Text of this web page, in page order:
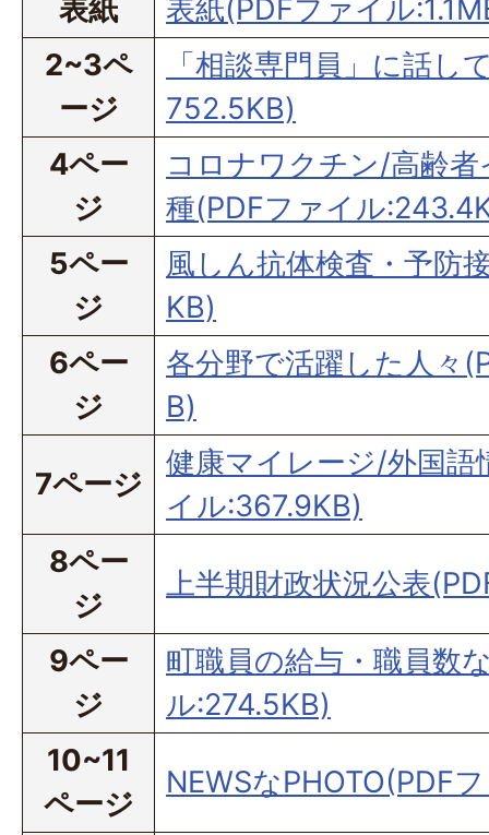
表紙
表紙(PDFファイル
2~3ペ
ージ
「相談専門員」に話し
752.5KB)
4ペー
ジ
コロナワクチン/高齢
種(PDFファイル
5ペー
ジ
風しん抗体検査・予防
KB)
6ペー
ジ
各分野で活躍した人々
B)
7ページ
健康マイレージ/外国語
イル:367.9KB)
8ペー
ジ
上半期財政状況公表
9ペー
ジ
町職員の給与・職員数
ル:274.5KB)
10~11
ページ
NEWSなPHOTO(PDF